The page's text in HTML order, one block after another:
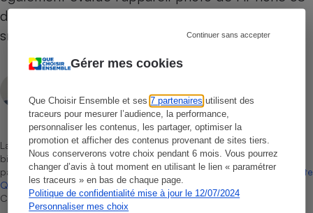
Gérer mes cookies
Que Choisir Ensemble et ses7 partenaires utilisent des
traceurs pour mesurer l’audience, la performance,
personnaliser les contenus, les partager, optimiser la
promotion et afficher des contenus provenant de sites tiers.
Nous conserverons votre choix pendant 6 mois. Vous pourrez
changer d’avis à tout moment en utilisant le lien « paramétrer
les traceurs » en bas de chaque page.
Politique de confidentialité mise à jour le 12/07/2024
Personnaliser mes choix
Continuer sans accepter
dans un test consacré aux appareils photo des
smartphones.
Rédacteur technique
La sélection de produits ou services est représentative du marché,
bien que non-exhaustive. À l’exception des autorisations données
par Bureau Veritas Certification conformément aux règles de
La Note
Que Choisir, il n’existe aucune relation contractuelle entre Que
Choisir Ensemble et les professionnels référencés.